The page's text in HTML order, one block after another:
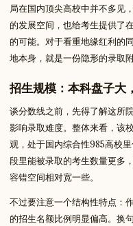
局在国内顶尖高校中并不多见
的发展空间，也给考生提供了
的可能。对于看重地缘红利的
地本身，就是一份隐形的录取附
招生规模：本科盘子大
谈分数线之前，先得了解这所
影响录取难度。整体来看，该
观，处于国内综合性985高校
段里能被录取的考生数量更多
容错空间相对宽一些。
不过要注意一个结构性特点：
的招生名额比例明显偏高。换